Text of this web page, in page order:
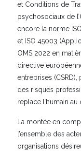
et Conditions de
psychosociaux de
encore la norme
et ISO 45003
OMS 2022 en
directive
entreprises
des risques
replace l’humain
La montée en
l’ensemble des
organisations